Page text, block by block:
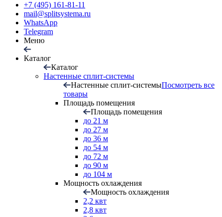
+7 (495) 161-81-11
mail@splitsystema.ru
WhatsApp
Telegram
Меню
Каталог
Каталог
Настенные сплит-системы
Настенные сплит-системыПосмотреть все
товары
Площадь помещения
Площадь помещения
до 21 м
до 27 м
до 36 м
до 54 м
до 72 м
до 90 м
до 104 м
Мощность охлаждения
Мощность охлаждения
2,2 квт
2,8 квт